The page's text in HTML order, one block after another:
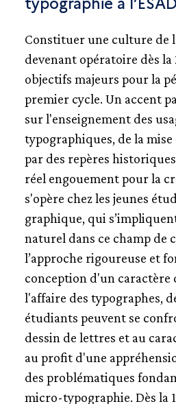
L’ENSEIGNEMENT
ATELIER NATIONAL DE
AMIENS
BESANÇON
BORDEAUX
CAEN-CHERBOURG
CAMBRAI
GRENOBLE-VALENCE
LE HAVRE-ROUEN
LORRAINE-METZ
LORRAINE-ÉPINAL
LYON
NANCY
PAU-TARBES
STRASBOURG-MULHOUSE
TOULOUSE
L’ÉDUCATION NATIONALE
L’ÉCOLE ESTIENNE
FICHES BIOGRAPHIQUES
Constituer une culture de
devenant opératoire dès la
objectifs majeurs pour la
premier cycle. Un accent
sur l'enseignement des
typographiques, de la mise
par des repères
réel engouement pour la
s'opère chez les jeunes
graphique, qui
naturel dans ce champ de
l’approche rigoureuse et
conception d'un caractère
l'affaire des typographes,
étudiants peuvent se
dessin de lettres et au
au profit d'une
des problématiques
micro-typographie. Dès la 1